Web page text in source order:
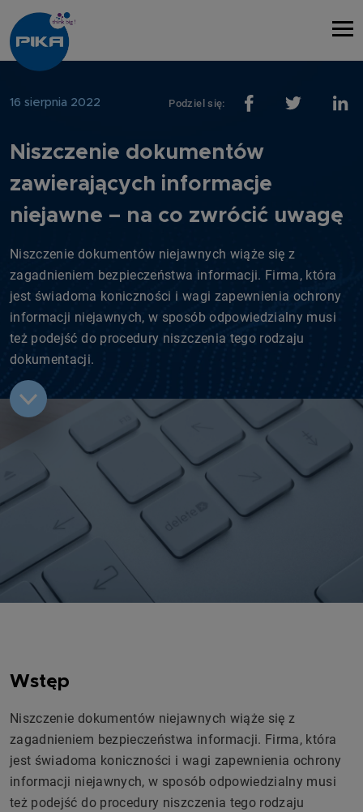
16 sierpnia 2022 Podziel się:
Niszczenie dokumentów
zawierających informacje
niejawne – na co zwrócić uwagę
Niszczenie dokumentów niejawnych wiąże się z
zagadnieniem bezpieczeństwa informacji. Firma, która
jest świadoma koniczności i wagi zapewnienia ochrony
informacji niejawnych, w sposób odpowiedzialny musi
też podejść do procedury niszczenia tego rodzaju
dokumentacji.
Wstęp
Niszczenie dokumentów niejawnych wiąże się z
zagadnieniem bezpieczeństwa informacji. Firma, która
jest świadoma koniczności i wagi zapewnienia ochrony
informacji niejawnych, w sposób odpowiedzialny musi
też podejść do procedury niszczenia tego rodzaju